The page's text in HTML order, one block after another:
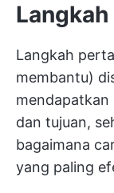
Langkah
membantu)
mendapatkan
dan tujuan,
bagaimana
yang paling